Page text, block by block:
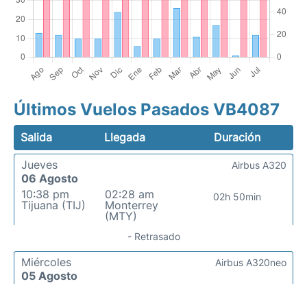
Últimos Vuelos Pasados VB4087
Salida Llegada
Duración
Jueves
06 Agosto
10:38 pm
Tijuana (TIJ)
02:28 am
Monterrey
(MTY)
02h 50min
Airbus A320
- Retrasado
Miércoles
05 Agosto
Airbus A320neo